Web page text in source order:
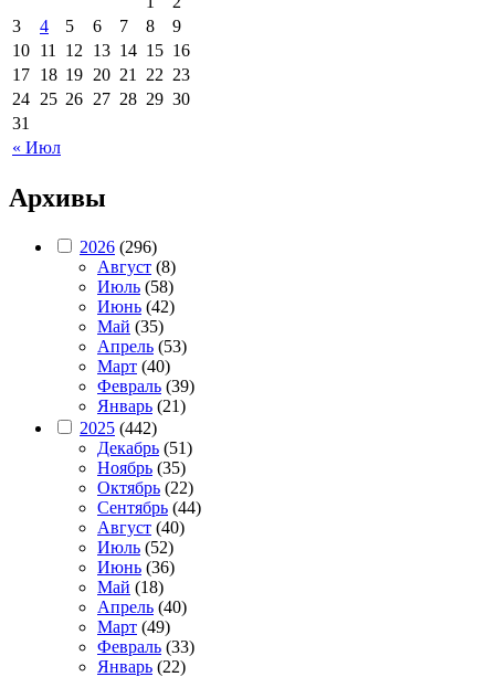
« Июл
3
4 5 6 7 8
9
10 11 12 13 14 15 16
17 18 19 20 21 22 23
24 25 26 27 28 29 30
31
Архивы
2026 (296)
Август (8)
Июль (58)
Июнь (42)
Май (35)
Апрель (53)
Март (40)
Февраль (39)
Январь (21)
2025 (442)
Декабрь (51)
Ноябрь (35)
Октябрь (22)
Сентябрь (44)
Август (40)
Июль (52)
Июнь (36)
Май (18)
Апрель (40)
Март (49)
Февраль (33)
Январь (22)